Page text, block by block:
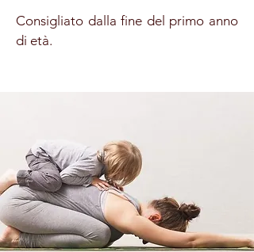
Consigliato dalla fine del primo anno
di età.